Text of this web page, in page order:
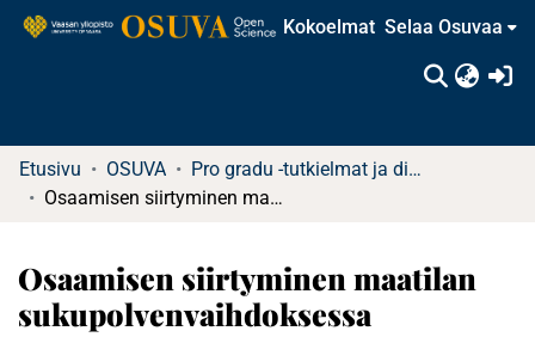
Kokoelmat Selaa Osuvaa
Etusivu OSUVA
Pro gradu -tutkielmat ja diplomityöt
Osaamisen siirtyminen maatilan sukupolvenvaihdoksessa
Osaamisen siirtyminen maatilan
sukupolvenvaihdoksessa